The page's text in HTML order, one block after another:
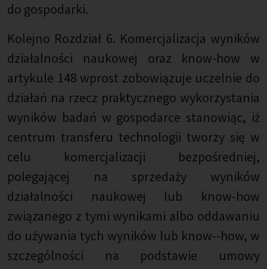
do gospodarki.
Kolejno Rozdział 6. Komercjalizacja wyników
działalności naukowej oraz know-how w
artykule 148 wprost zobowiązuje uczelnie do
działań na rzecz praktycznego wykorzystania
wyników badań w gospodarce stanowiąc, iż
centrum transferu technologii tworzy się w
celu komercjalizacji bezpośredniej,
polegającej na sprzedaży wyników
działalności naukowej lub know-how
związanego z tymi wynikami albo oddawaniu
do używania tych wyników lub know--how, w
szczególności na podstawie umowy